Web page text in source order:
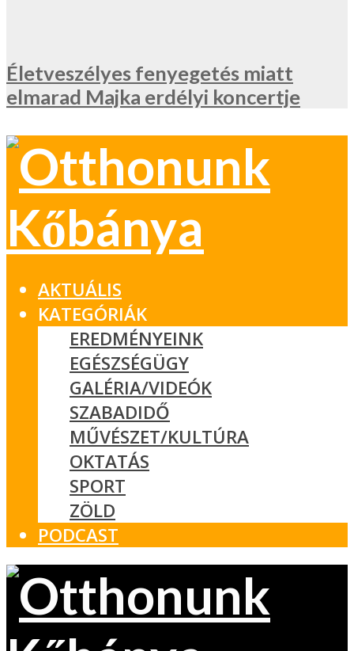
Életveszélyes fenyegetés miatt
elmarad Majka erdélyi koncertje
AKTUÁLIS
KATEGÓRIÁK
EREDMÉNYEINK
EGÉSZSÉGÜGY
GALÉRIA/VIDEÓK
SZABADIDŐ
MŰVÉSZET/KULTÚRA
OKTATÁS
SPORT
ZÖLD
PODCAST